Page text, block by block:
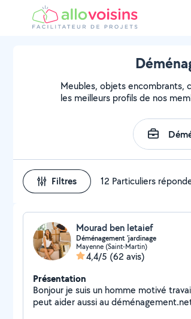
Meubles, objets encombrants,
les meilleurs profils de nos
Filtres 12 Particuliers
Mourad ben letaief
Déménagement 'jardinage
Mayenne (Saint-Martin)
4,4/5 (62 avis)
Présentation
Bonjour je suis un homme motivé travail 'champs,ferme.
peut aider aussi au